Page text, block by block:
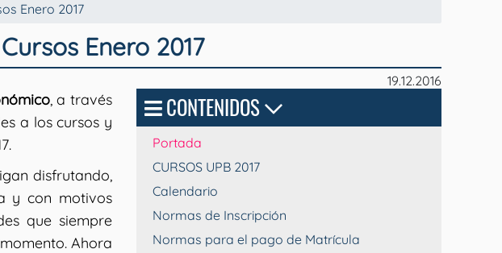
Enero 2017
Enero 2017
19.12.2016
, a través
a los cursos y
disfrutando,
y con motivos
que siempre
Ahora
CONTENIDOS
Portada
CURSOS UPB 2017
Calendario
Normas de Inscripción
Normas para el pago de Matrícula